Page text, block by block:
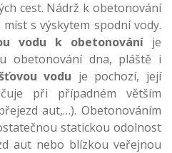
cest. Nádrž k obetonování
s výskytem spodní vody.
vodu k obetonování je
obetonování dna, pláště i
vodu je pochozí, její
při případném větším
aut,…). Obetonováním
statickou odolnost
aut nebo blízkou veřejnou